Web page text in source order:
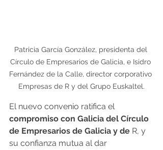
Patricia García González, presidenta del
Círculo de Empresarios de Galicia, e Isidro
Fernández de la Calle, director corporativo
Empresas de R y del Grupo Euskaltel.
El nuevo convenio ratifica el
compromiso con Galicia del Círculo
de Empresarios de Galicia y de R, y
su confianza mutua al dar